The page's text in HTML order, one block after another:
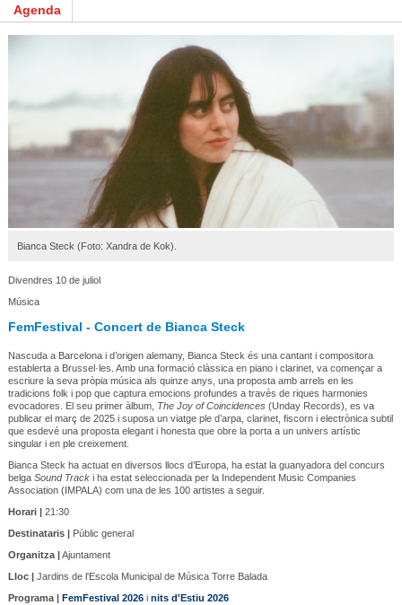
Agenda
Bianca Steck (Foto: Xandra de Kok).
Divendres 10 de juliol
Música
FemFestival - Concert de Bianca Steck
Nascuda a Barcelona i d’origen alemany, Bianca Steck és una cantant i compositora
establerta a Brussel·les. Amb una formació clàssica en piano i clarinet, va començar a
escriure la seva pròpia música als quinze anys, una proposta amb arrels en les
tradicions folk i pop que captura emocions profundes a través de riques harmonies
evocadores. El seu primer àlbum, The Joy of Coincidences (Unday Records), es va
publicar el març de 2025 i suposa un viatge ple d’arpa, clarinet, fiscorn i electrònica subtil
que esdevé una proposta elegant i honesta que obre la porta a un univers artístic
singular i en ple creixement.
Bianca Steck ha actuat en diversos llocs d’Europa, ha estat la guanyadora del concurs
belga Sound Track i ha estat seleccionada per la Independent Music Companies
Association (IMPALA) com una de les 100 artistes a seguir.
Horari |21:30
Destinataris |Públic general
Organitza |Ajuntament
Lloc |Jardins de l'Escola Municipal de Música Torre Balada
Programa | FemFestival 2026i nits d'Estiu 2026